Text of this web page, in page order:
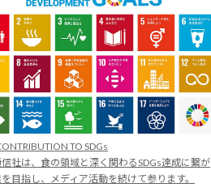
TO SDGs
社は、食の領域と深く関わるSDGs達成に繋が
目指し、メディア活動を続けて参ります。